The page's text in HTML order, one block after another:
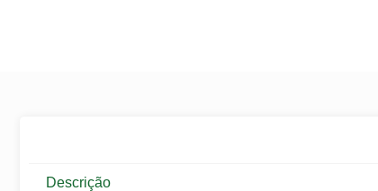
Descrição